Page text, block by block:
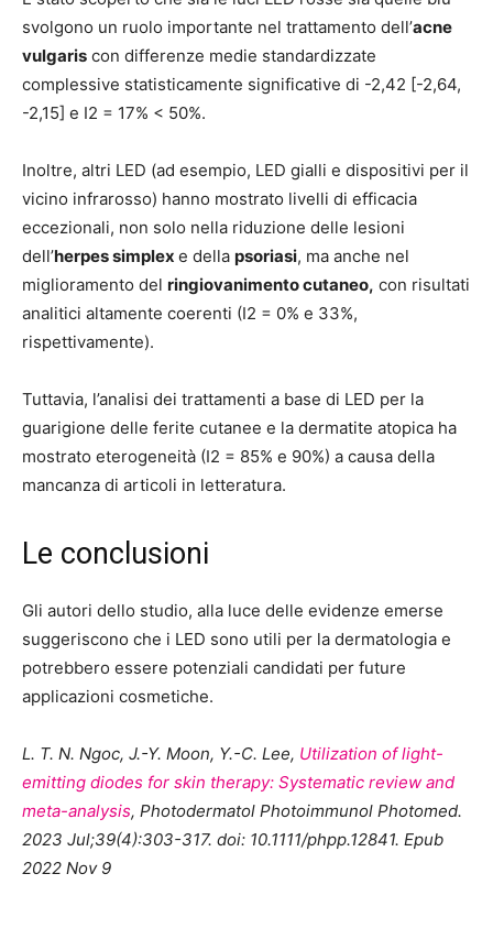
svolgono un ruolo importante nel trattamento dell’acne
vulgaris con differenze medie standardizzate
complessive statisticamente significative di -2,42 [-2,64,
-2,15] e I2 = 17% < 50%.
Inoltre, altri LED (ad esempio, LED gialli e dispositivi per il
vicino infrarosso) hanno mostrato livelli di efficacia
eccezionali, non solo nella riduzione delle lesioni
dell’herpes simplex e della psoriasi, ma anche nel
miglioramento del ringiovanimento cutaneo, con risultati
analitici altamente coerenti (I2 = 0% e 33%,
rispettivamente).
Tuttavia, l’analisi dei trattamenti a base di LED per la
guarigione delle ferite cutanee e la dermatite atopica ha
mostrato eterogeneità (I2 = 85% e 90%) a causa della
mancanza di articoli in letteratura.
Le conclusioni
Gli autori dello studio, alla luce delle evidenze emerse
suggeriscono che i LED sono utili per la dermatologia e
potrebbero essere potenziali candidati per future
applicazioni cosmetiche.
L. T. N. Ngoc, J.-Y. Moon, Y.-C. Lee, Utilization of light-
emitting diodes for skin therapy: Systematic review and
meta-analysis, Photodermatol Photoimmunol Photomed.
2023 Jul;39(4):303-317. doi: 10.1111/phpp.12841. Epub
2022 Nov 9